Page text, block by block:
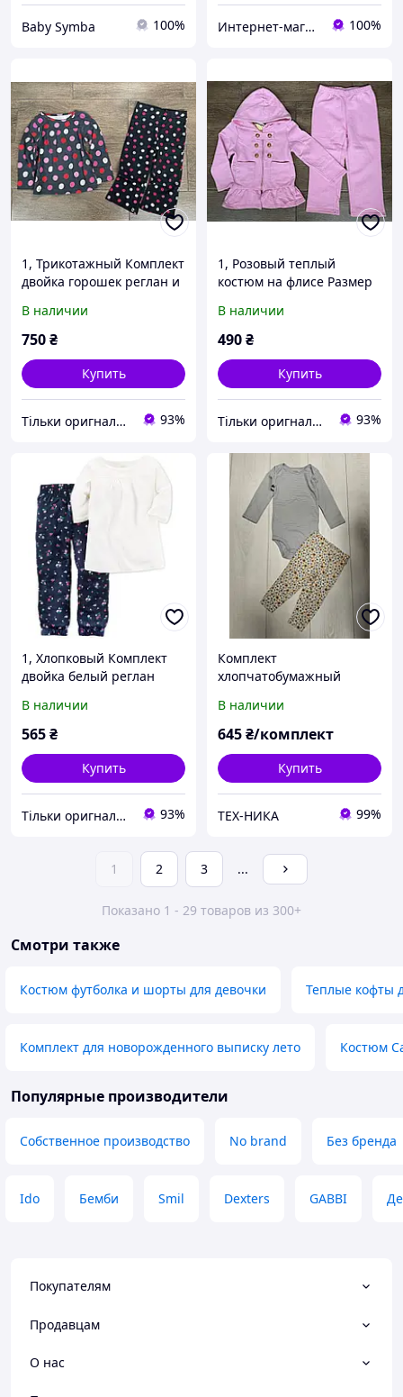
Baby Symba 100% Интернет-магазин "Monssstriki 100%
1, Трикотажный Комплект
двойка горошек реглан и
Carter's
В наличии
750₴
Купить
Тільки оригнали - інтернет-магазин якісного одягу, взуття та іграшок "Zvettik" 93%
1, Розовый теплый
костюм на флисе Размер
В наличии
490₴
Купить
Тільки оригнали - інтернет-магазин якісного одягу, взуття та іграшок "Zvettik" 93%
1, Хлопковый Комплект
двойка белый реглан
штанишки Сarter's
Размер 3Т Рост 93-98 см
В наличии
565₴
Купить
Тільки оригнали - інтернет-магазин якісного одягу, взуття та іграшок "Zvettik" 93%
Комплект
хлопчатобумажный
полоску и цветочный
принт Carters 3, 9, 18,
В наличии
645₴/комплект
Купить
ТЕХ-НИКА 99%
1 2 3 ...
Показано 1 - 29 товаров из 300+
Смотри также
Костюм футболка и шорты для девочки Теплые кофты
Комплект для новорожденного выписку лето Костюм
Популярные производители
Собственное производство No brand Без бренда
Ido Бемби Smil Dexters GABBI
Покупателям
Продавцам
О нас